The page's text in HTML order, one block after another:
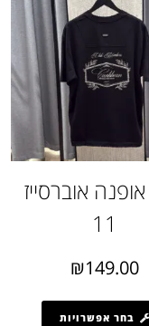
אוברסייז
11
₪149.00
בחר אפשרויות